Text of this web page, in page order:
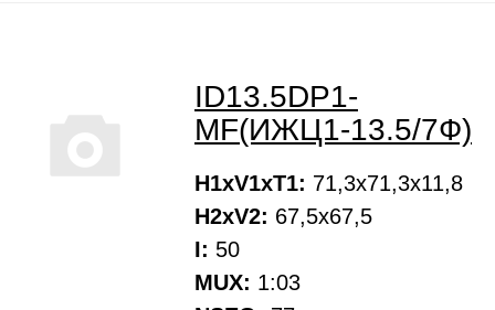
ID13.5DP1-
MF(ИЖЦ1-13.5/7Ф)
H1xV1xT1: 71,3х71,3х11,8
H2xV2: 67,5х67,5
I: 50
MUX: 1:03